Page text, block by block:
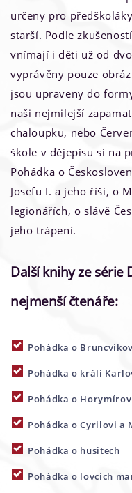
určeny pro
starší. Podle
vnímají i děti už od
vyprávěny pouze
jsou upraveny do
naši nejmilejší
chaloupku, nebo
škole v dějepisu si na
Pohádka o
Josefu I. a jeho říši, o
legionářích, o slávě
jeho trápení.
Další knihy ze série
nejmenší čtenáře:
Pohádka o
Pohádka o králi
Pohádka o
Pohádka o Cyrilovi a
Pohádka o husitech
Pohádka o lovcích